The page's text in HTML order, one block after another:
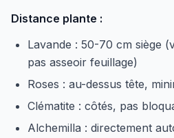
Distance plante :
Lavande : 50-70 cm siège
pas asseoir feuillage)
Roses : au-dessus tête,
Clématite : côtés, pas
Alchemilla : directement